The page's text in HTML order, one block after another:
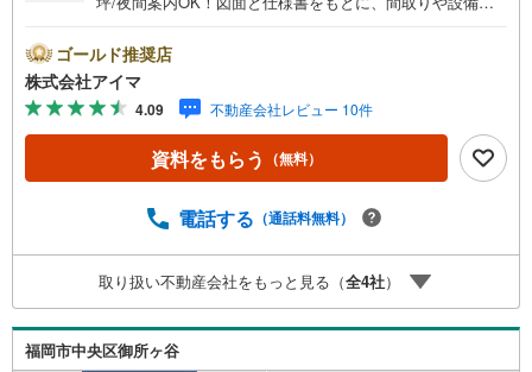
K・LDK20帖以上。土地約39坪・延床約32坪と、暮らしの
広さを数字でご確認いただけます。■品質・保証住まいの品
質を支える裏付けです。基礎は面で支えるベタ基礎。地盤
調査を実施済み。築2年以内の新しい住まい。ほかに外壁サ
イディングも備えます。■防犯対策留守中も夜も頼れる防犯
設備です。複製されにくいディンプルキー。玄関は2ヶ所施
ー・防犯シャッター・シャッター・雨戸も備えます。■アイ
長50年の返済プランもご用意平日も夜間もご見学OK/ご自
宅・最寄り駅まで送迎無料/オンライン相談OK「見るだ
け」「ローン相談だけ」でも歓迎します他社でローンが難
しいと言われた方、転職後で審査にご不安の方もご相談く
ゴールド推奨店
株式会社アイマ
4.09 不動産会社レビュー 10件
資料をもらう （無料）
電話する （通話料無料）
取り扱い不動産会社をもっと見る（全4社）
福岡市中央区御所ヶ谷